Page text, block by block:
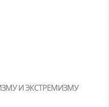
И ЭКСТРЕМИЗМУ